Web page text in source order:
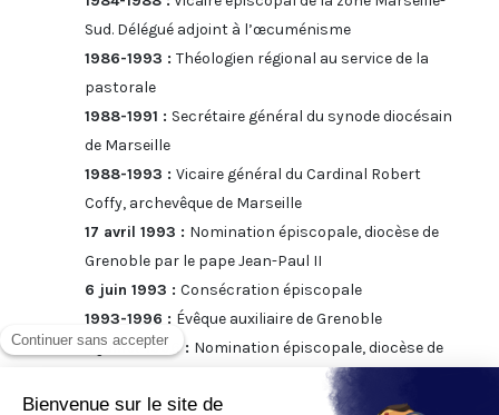
Sud. Délégué adjoint à l’œcuménisme
1986-1993 : Théologien régional au service de la
pastorale
1988-1991 : Secrétaire général du synode diocésain
de Marseille
1988-1993 : Vicaire général du Cardinal Robert
Coffy, archevêque de Marseille
17 avril 1993 : Nomination épiscopale, diocèse de
Grenoble par le pape Jean-Paul II
6 juin 1993 : Consécration épiscopale
1993-1996 : Évêque auxiliaire de Grenoble
4 juillet 1996 : Nomination épiscopale, diocèse de
1996-2001 :Évêque-coadjuteur de Montpellier